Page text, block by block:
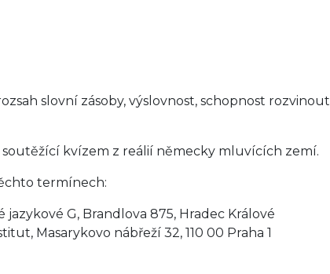
slovní zásoby, výslovnost, schopnost rozvinout
kvízem z reálií německy mluvících zemí.
termínech:
G, Brandlova 875, Hradec Králové
Masarykovo nábřeží 32, 110 00 Praha 1